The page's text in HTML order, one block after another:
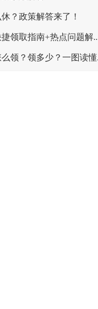
？政策解答来了！
领取指南+热点问题解
领？领多少？一图读懂